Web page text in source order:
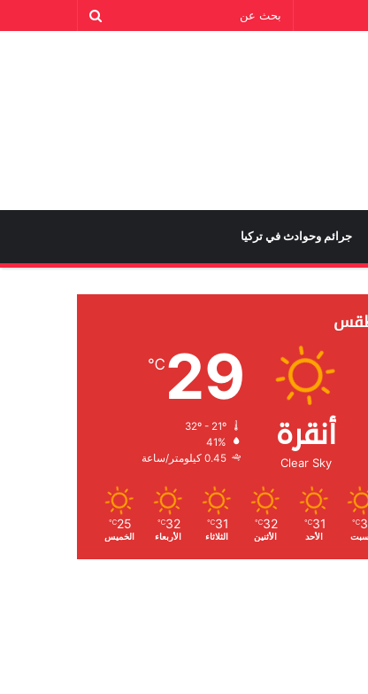
جرائم وحوادث في تركيا
أنقرة
Clear Sky
29
℃
الرطوبة:
الرياح:
℃
31
℃
الأحد
32
℃
الأثنين
31
℃
الثلاثاء
32
℃
الأربعاء
25
℃
الخميس